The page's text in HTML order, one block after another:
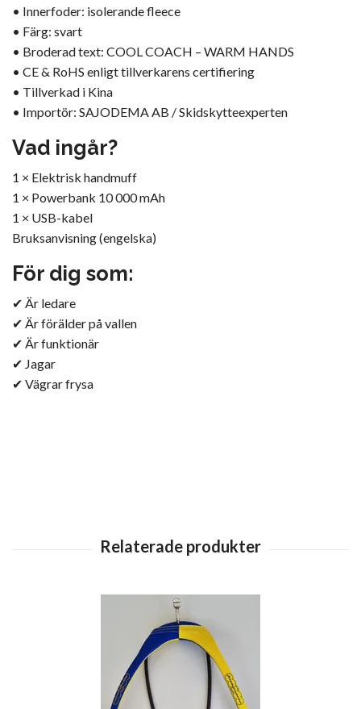
• Innerfoder: isolerande fleece
• Färg: svart
• Broderad text: COOL COACH – WARM HANDS
• CE & RoHS enligt tillverkarens certifiering
• Tillverkad i Kina
• Importör: SAJODEMA AB / Skidskytteexperten
Vad ingår?
1 × Elektrisk handmuff
1 × Powerbank 10 000 mAh
1 × USB-kabel
Bruksanvisning (engelska)
För dig som:
✔ Är ledare
✔ Är förälder på vallen
✔ Är funktionär
✔ Jagar
✔ Vägrar frysa